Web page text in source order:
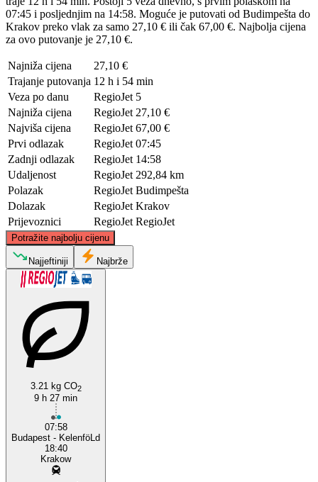
07:45 i posljednjim na 14:58. Moguće je putovati od Budimpešta do
Krakov preko vlak za samo 27,10 € ili čak 67,00 €. Najbolja cijena
za ovo putovanje je 27,10 €.
Najniža cijena
27,10 €
Trajanje putovanja 12 h i 54 min
Veza po danu
RegioJet 5
Najniža cijena
RegioJet 27,10 €
Najviša cijena
RegioJet 67,00 €
Prvi odlazak
RegioJet 07:45
Zadnji odlazak
RegioJet 14:58
Udaljenost
RegioJet 292,84 km
Polazak
RegioJet Budimpešta
Dolazak
RegioJet Krakov
Prijevoznici
RegioJet RegioJet
Potražite najbolju cijenu
©CARTO
Najjeftiniji Najbrže
3.21 kg CO2
9 h 27 min
07:58
Budapest - KelenföLd
18:40
Krakow